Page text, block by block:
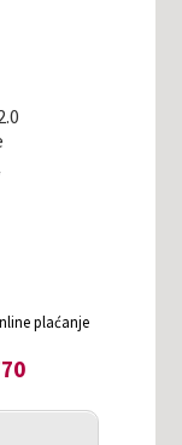
plaćanje